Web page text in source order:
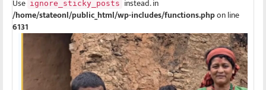
Use ignore_sticky_posts instead. in
/home/stateonl/public_html/wp-includes/functions.phpon line
6131